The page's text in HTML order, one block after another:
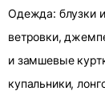
Одежда: блузки
ветровки,
и замшевые
купальники,